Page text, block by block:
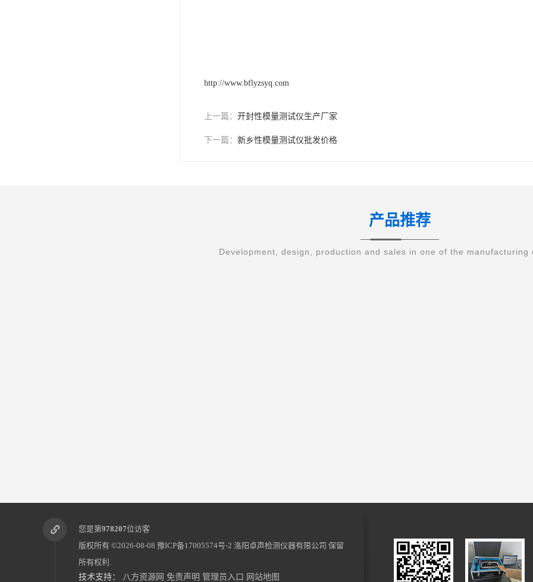
http://www.bflyzsyq.com
上一篇： 开封性模量测试仪生产厂家
下一篇： 新乡性模量测试仪批发价格
产品推荐
Development, design, production and sales in one of the manufacturing
您是第978207位访客
版权所有 ©2026-08-08 豫ICP备17005574号-2 洛阳卓声检测仪器有限公司 保留
所有权利.
技术支持： 八方资源网 免责声明 管理员入口 网站地图